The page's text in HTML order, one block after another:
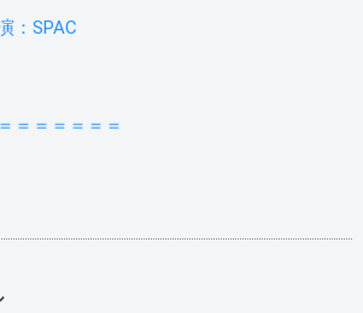
：SPAC
＝＝＝＝＝＝